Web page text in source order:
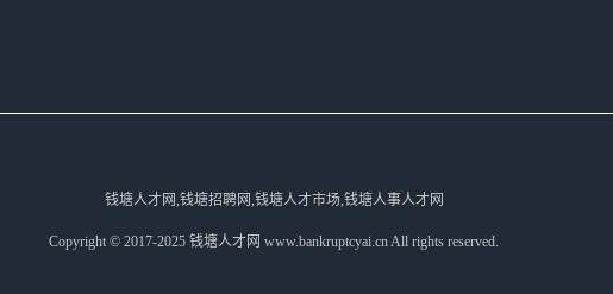
钱塘人才网,钱塘招聘网,钱塘人才市场,钱塘人事人才网
Copyright © 2017-2025 钱塘人才网 www.bankruptcyai.cn All rights reserved.